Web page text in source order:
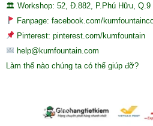
🏛 Workshop: 52, Đ.882, P.Phú Hữu, Q.9
Fanpage: facebook.com/
Pinterest: pinterest.com/kumfountain
help@kumfountain.com
Làm thế nào chúng ta có thể giúp đỡ?